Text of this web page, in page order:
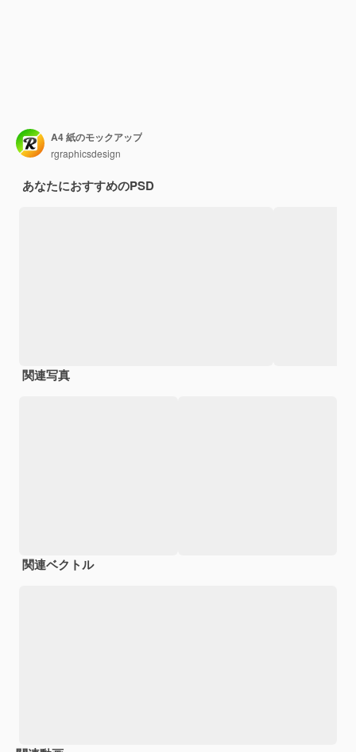
A4 紙のモックアップ
rgraphicsdesign
あなたにおすすめのPSD
関連写真
関連ベクトル